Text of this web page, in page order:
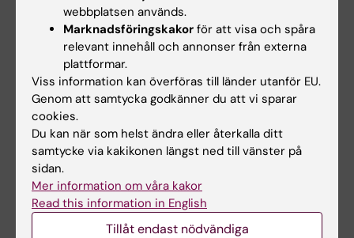
Lärplattformen Canvas
Logga in i Canvas
Lär dig använda Canvas i Canvas studentguide
webbplatsen används.
Marknadsföringskakor för att visa och spåra
relevant innehåll och annonser från externa
plattformar.
Viss information kan överföras till länder utanför EU.
Genom att samtycka godkänner du att vi sparar
cookies.
Du kan när som helst ändra eller återkalla ditt
samtycke via kakikonen längst ned till vänster på
sidan.
Mer information om våra kakor
Read this information in English
Tillåt endast nödvändiga